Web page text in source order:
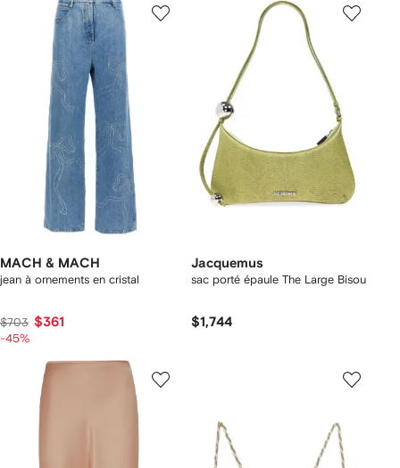
MACH & MACH
jean à ornements en cristal
$703 $361
-45%
Jacquemus
sac porté épaule The Large Bisou
$1,744